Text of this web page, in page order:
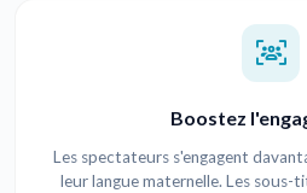
Boostez
Les spectateurs s'engagent
leur langue maternelle. Les sous-